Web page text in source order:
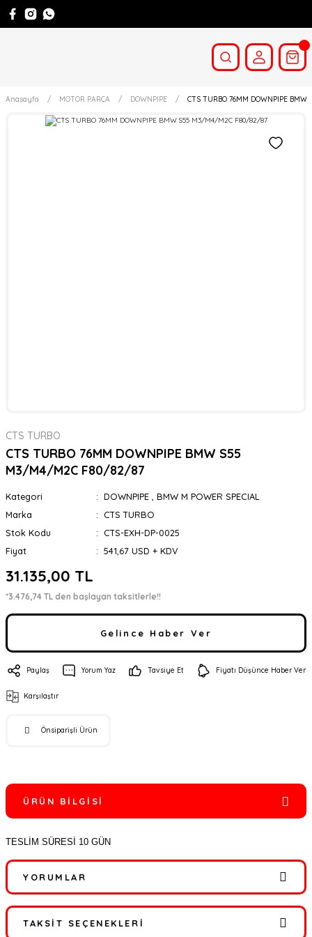
Anasayfa MOTOR PARÇA DOWNPIPE CTS TURBO 76MM DOWNPIPE
CTS TURBO
CTS TURBO 76MM DOWNPIPE BMW S55
M3/M4/M2C F80/82/87
Kategori DOWNPIPE
BMW M POWER SPECIAL
Marka
CTS TURBO
Stok Kodu
CTS-EXH-DP-0025
Fiyat
541,67 USD + KDV
31.135,00 TL
*3.476,74 TL den başlayan taksitlerle!!
Gelince Haber Ver
Paylaş Yorum Yaz Tavsiye Et Fiyatı Düşünce Haber Ver
Karşılaştır
Önsiparişli Ürün
ÜRÜN BILGISI
TESLİM SÜRESİ 10 GÜN
YORUMLAR
TAKSIT SEÇENEKLERI